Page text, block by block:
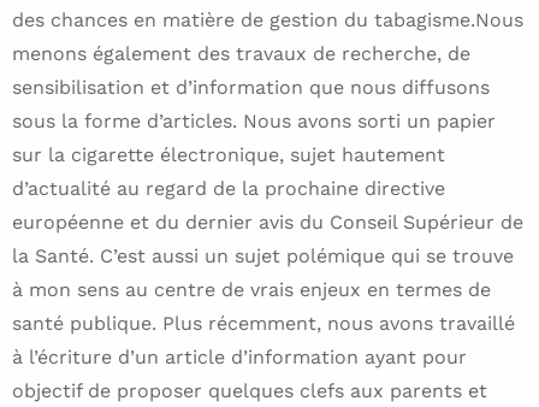
des chances en matière de gestion du tabagisme.Nous
menons également des travaux de recherche, de
sensibilisation et d’information que nous diffusons
sous la forme d’articles. Nous avons sorti un papier
sur la cigarette électronique, sujet hautement
d’actualité au regard de la prochaine directive
européenne et du dernier avis du Conseil Supérieur de
la Santé. C’est aussi un sujet polémique qui se trouve
à mon sens au centre de vrais enjeux en termes de
santé publique. Plus récemment, nous avons travaillé
à l’écriture d’un article d’information ayant pour
objectif de proposer quelques clefs aux parents et